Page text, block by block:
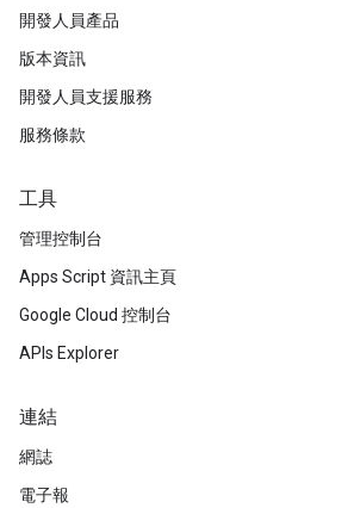
開發人員產品
版本資訊
開發人員支援服務
服務條款
工具
管理控制台
Apps Script 資訊主頁
Google Cloud 控制台
APIs Explorer
連結
網誌
電子報